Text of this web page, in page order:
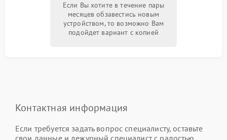
Если Вы хотите в течение пары
месяцев обзавестись новым
устройством, то возможно Вам
подойдет вариант с копией
Контактная информация
Если требуется задать вопрос специалисту, оставьте